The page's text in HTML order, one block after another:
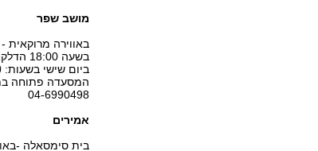
מושב שפר
באווירה
בשעה
המסעדה פתוחה
04-6990498
אמירים